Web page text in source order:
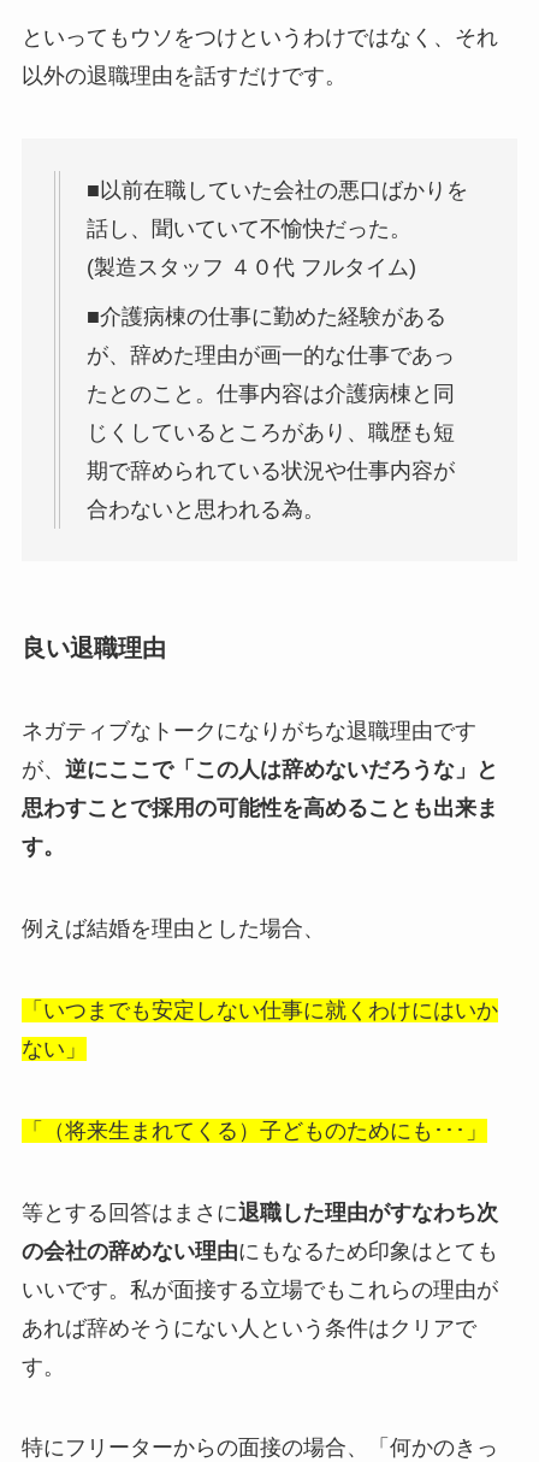
といってもウソをつけというわけではなく、それ
以外の退職理由を話すだけです。
■以前在職していた会社の悪口ばかりを
話し、聞いていて不愉快だった。
(製造スタッフ ４０代 フルタイム)
■介護病棟の仕事に勤めた経験がある
が、辞めた理由が画一的な仕事であっ
たとのこと。仕事内容は介護病棟と同
じくしているところがあり、職歴も短
期で辞められている状況や仕事内容が
合わないと思われる為。
良い退職理由
ネガティブなトークになりがちな退職理由です
が、 逆にここで「この人は辞めないだろうな」と
思わすことで採用の可能性を高めることも出来ま
す。
例えば結婚を理由とした場合、
「いつまでも安定しない仕事に就くわけにはいか
ない」
「（将来生まれてくる）子どものためにも･･･」
等とする回答はまさに退職した理由がすなわち次
の会社の辞めない理由にもなるため印象はとても
いいです。私が面接する立場でもこれらの理由が
あれば辞めそうにない人という条件はクリアで
す。
特にフリーターからの面接の場合、「何かのきっ